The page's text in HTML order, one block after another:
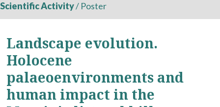
Scientific Activity/ Poster
Landscape evolution.
Holocene
palaeoenvironments and
human impact in the